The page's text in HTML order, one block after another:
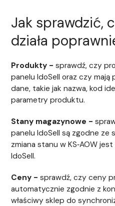
Jak sprawdzić,
działa
Produkty -sprawdź, czy
panelu IdoSell oraz czy
dane, takie jak nazwa, kod
parametry produktu.
Stany magazynowe -
panelu IdoSell są zgodne ze
zmiana stanu w KS‑AOW
IdoSell.
Ceny -sprawdź, czy ceny
automatycznie zgodnie z
właściwy sklep do